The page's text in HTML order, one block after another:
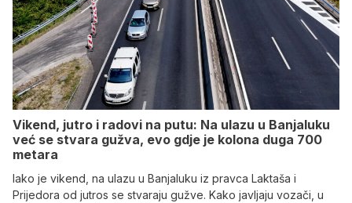
Vikend, jutro i radovi na putu: Na ulazu u Banjaluku
već se stvara gužva, evo gdje je kolona duga 700
metara
Iako je vikend, na ulazu u Banjaluku iz pravca Laktaša i
Prijedora od jutros se stvaraju gužve. Kako javljaju vozači, u